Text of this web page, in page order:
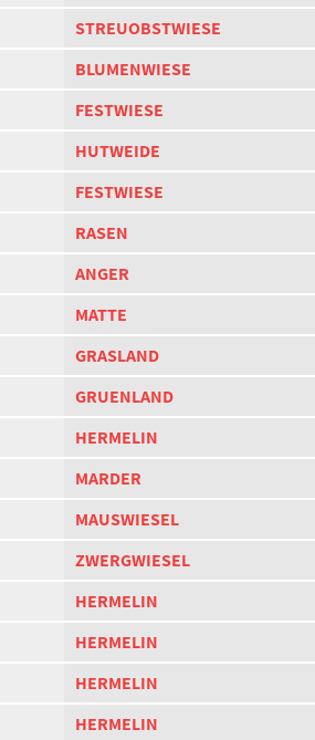
STREUOBSTWIESE
BLUMENWIESE
FESTWIESE
HUTWEIDE
FESTWIESE
RASEN
ANGER
MATTE
GRASLAND
GRUENLAND
HERMELIN
MARDER
MAUSWIESEL
ZWERGWIESEL
HERMELIN
HERMELIN
HERMELIN
HERMELIN